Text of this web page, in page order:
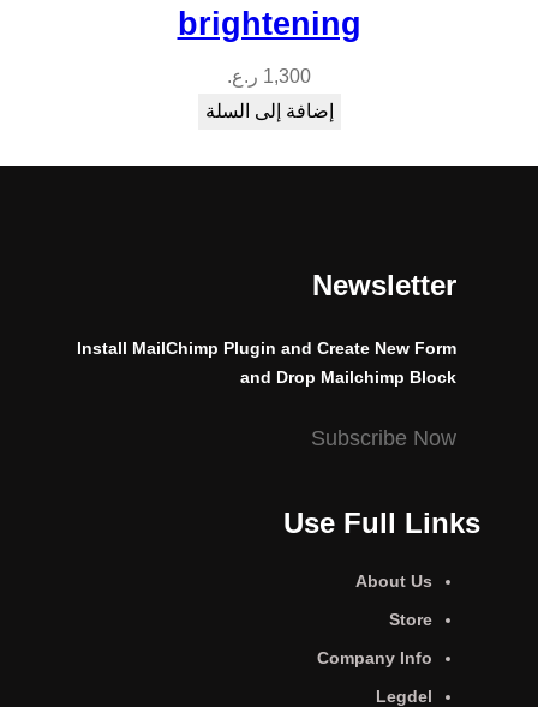
brightening
1,300 ر.ع.
إضافة إلى السلة
Newsletter
Install MailChimp Plugin and Create New Form
and Drop Mailchimp Block
Subscribe Now
Use Full Links
About Us
Store
Company Info
Legdel